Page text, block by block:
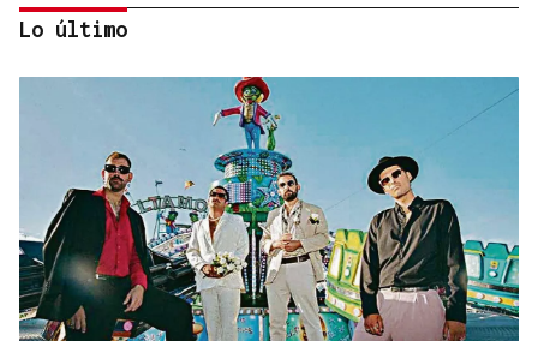
UN SEGUNDO PISO
Rescatan a una octogenaria tras pasar dos días
"tirada en el suelo" en casa en A Valenzá
Lo último